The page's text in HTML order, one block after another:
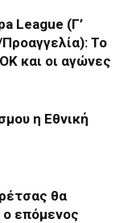
League (Γ’
Το
και οι αγώνες
η Εθνική
θα
ο επόμενος